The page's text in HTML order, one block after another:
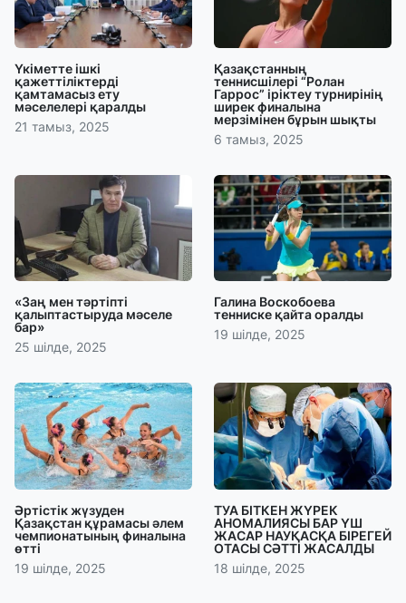
Үкіметте ішкі
қажеттіліктерді
қамтамасыз ету
мәселелері қаралды
21 тамыз, 2025
Қазақстанның
теннисшілері “Ролан
Гаррос” іріктеу турнирінің
ширек финалына
мерзімінен бұрын шықты
6 тамыз, 2025
«Заң мен тәртіпті
қалыптастыруда мәселе
бар»
25 шілде, 2025
Галина Воскобоева
тенниске қайта оралды
19 шілде, 2025
Әртістік жүзуден
Қазақстан құрамасы әлем
чемпионатының финалына
өтті
19 шілде, 2025
ТУА БІТКЕН ЖҮРЕК
АНОМАЛИЯСЫ БАР ҮШ
ЖАСАР НАУҚАСҚА БІРЕГЕЙ
ОТАСЫ СӘТТІ ЖАСАЛДЫ
18 шілде, 2025